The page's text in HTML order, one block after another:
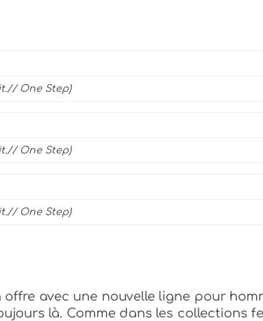
One Step)
One Step)
One Step)
avec une nouvelle ligne pour
là. Comme dans les collections